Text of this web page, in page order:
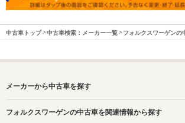
中古車トップ 中古車検索：メーカー一覧 フォルクスワーゲンの
メーカーから中古車を探す
フォルクスワーゲンの中古車を関連情報から探す